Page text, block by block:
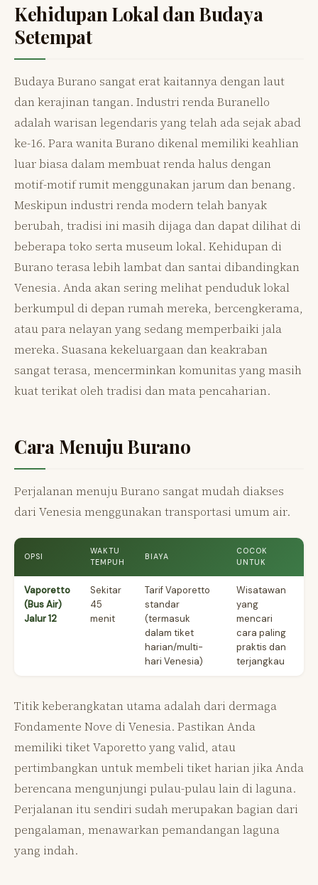
Kehidupan Lokal dan Budaya
Setempat
Budaya Burano sangat erat kaitannya dengan laut
dan kerajinan tangan. Industri renda Buranello
adalah warisan legendaris yang telah ada sejak abad
ke-16. Para wanita Burano dikenal memiliki keahlian
luar biasa dalam membuat renda halus dengan
motif-motif rumit menggunakan jarum dan benang.
Meskipun industri renda modern telah banyak
berubah, tradisi ini masih dijaga dan dapat dilihat di
beberapa toko serta museum lokal. Kehidupan di
Burano terasa lebih lambat dan santai dibandingkan
Venesia. Anda akan sering melihat penduduk lokal
berkumpul di depan rumah mereka, bercengkerama,
atau para nelayan yang sedang memperbaiki jala
mereka. Suasana kekeluargaan dan keakraban
sangat terasa, mencerminkan komunitas yang masih
kuat terikat oleh tradisi dan mata pencaharian.
Cara Menuju Burano
Perjalanan menuju Burano sangat mudah diakses
dari Venesia menggunakan transportasi umum air.
OPSI
WAKTU
TEMPUH
BIAYA
COCOK
UNTUK
Vaporetto
(Bus Air)
Jalur 12
Sekitar
45
menit
Tarif Vaporetto
standar
(termasuk
dalam tiket
harian/multi-
hari Venesia)
Wisatawan
yang
mencari
cara paling
praktis dan
terjangkau
Titik keberangkatan utama adalah dari dermaga
Fondamente Nove di Venesia. Pastikan Anda
memiliki tiket Vaporetto yang valid, atau
pertimbangkan untuk membeli tiket harian jika Anda
berencana mengunjungi pulau-pulau lain di laguna.
Perjalanan itu sendiri sudah merupakan bagian dari
pengalaman, menawarkan pemandangan laguna
yang indah.